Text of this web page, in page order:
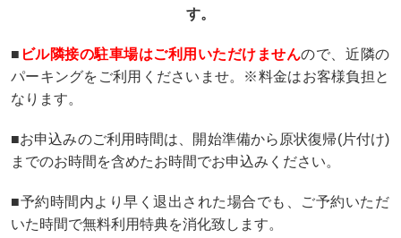
す。
■ ビル隣接の駐車場はご利用いただけませんので、近隣の
パーキングをご利用くださいませ。※料金はお客様負担と
なります。
■お申込みのご利用時間は、開始準備から原状復帰(片付け)
までのお時間を含めたお時間でお申込みください。
■予約時間内より早く退出された場合でも、ご予約いただ
いた時間で無料利用特典を消化致します。